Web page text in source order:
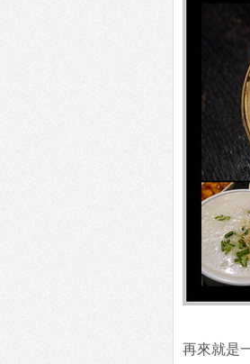
再來就是